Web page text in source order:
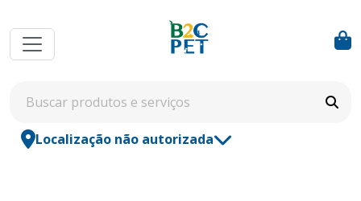
Localização não autorizada